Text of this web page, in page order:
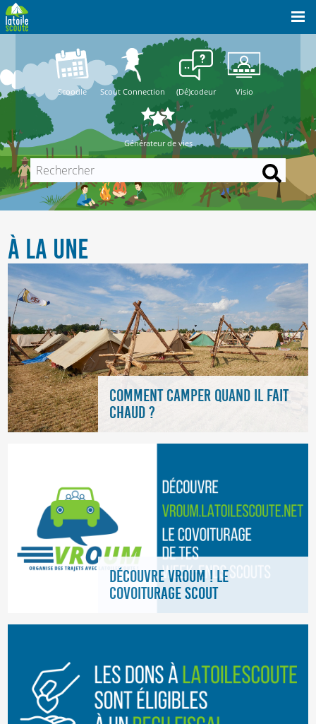
Scoodle Scout Connection (Dé)codeur Visio
Générateur de vies
À LA UNE
COMMENT CAMPER QUAND IL FAIT
CHAUD ?
DÉCOUVRE VROUM ! LE
COVOITURAGE SCOUT